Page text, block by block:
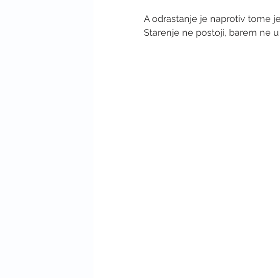
A odrastanje je naprotiv tome
Starenje ne postoji, barem ne